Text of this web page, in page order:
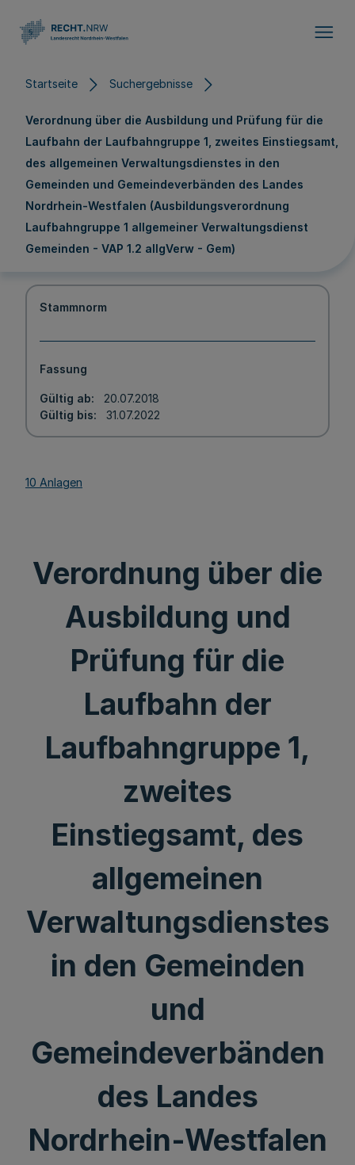
Startseite Suchergebnisse
Verordnung über die Ausbildung und Prüfung für die
Laufbahn der Laufbahngruppe 1, zweites Einstiegsamt,
des allgemeinen Verwaltungsdienstes in den
Gemeinden und Gemeindeverbänden des Landes
Nordrhein-Westfalen (Ausbildungsverordnung
Laufbahngruppe 1 allgemeiner Verwaltungsdienst
Gemeinden - VAP 1.2 allgVerw - Gem)
Stammnorm
Fassung
Gültig ab
20.07.2018
Gültig bis
31.07.2022
10 Anlagen
Verordnung über die
Ausbildung und
Prüfung für die
Laufbahn der
Laufbahngruppe 1,
zweites
Einstiegsamt, des
allgemeinen
Verwaltungsdienstes
in den Gemeinden
und
Gemeindeverbänden
des Landes
Nordrhein-Westfalen